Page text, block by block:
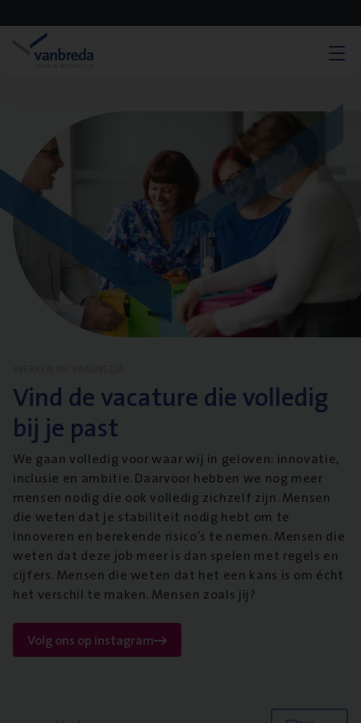
Vind de vacature die volledig
bij je past
We gaan volledig voor waar wij in geloven: innovatie,
inclusie en ambitie. Daarvoor hebben we nog meer
mensen nodig die ook volledig zichzelf zijn. Mensen
die weten dat je stabiliteit nodig hebt om te
innoveren en berekende risico’s te nemen. Mensen die
weten dat deze job meer is dan spelen met regels en
cijfers. Mensen die weten dat het een kans is om écht
het verschil te maken. Mensen zoals jij?
Volg ons op instagram